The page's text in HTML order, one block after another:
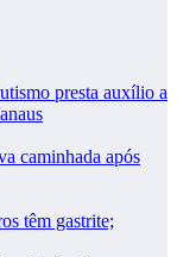
presta auxílio a
caminhada após
têm gastrite;